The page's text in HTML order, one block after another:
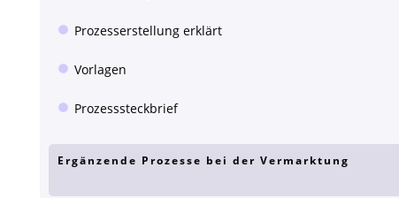
Prozesserstellung erklärt
Vorlagen
Prozesssteckbrief
Ergänzende Prozesse bei der Vermarktung